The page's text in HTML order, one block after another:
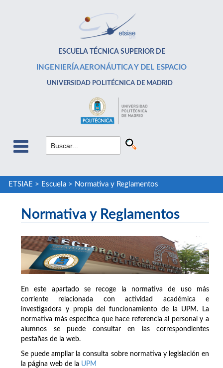
ESCUELA TÉCNICA SUPERIOR DE
INGENIERÍA AERONÁUTICA Y DEL ESPACIO
UNIVERSIDAD POLITÉCNICA DE MADRID
ETSIAE > Escuela> Normativa y Reglamentos
Normativa y Reglamentos
En este apartado se recoge la normativa de uso más
corriente relacionada con actividad académica e
investigadora y propia del funcionamiento de la UPM. La
normativa más especifica que hace referencia al personal y a
alumnos se puede consultar en las correspondientes
pestañas de la web.
Se puede ampliar la consulta sobre normativa y legislación en
la página web de la UPM